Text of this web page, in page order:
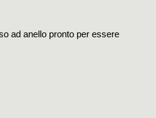
ad anello pronto per essere